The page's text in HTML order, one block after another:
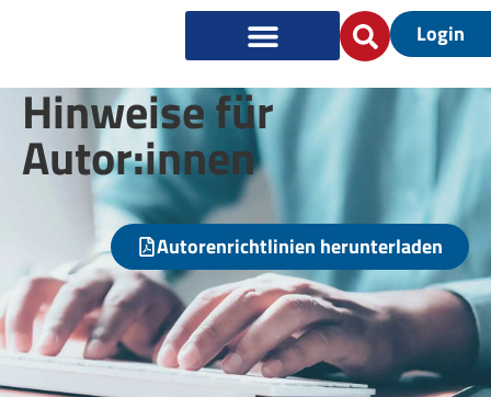
Login
Hinweise für
Autor:innen
Autorenrichtlinien herunterladen